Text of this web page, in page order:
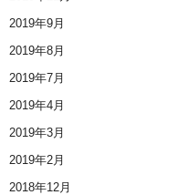
2019年9月
2019年8月
2019年7月
2019年4月
2019年3月
2019年2月
2018年12月